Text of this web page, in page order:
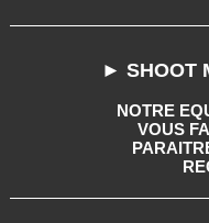
► SHOOT
NOTRE
VOUS